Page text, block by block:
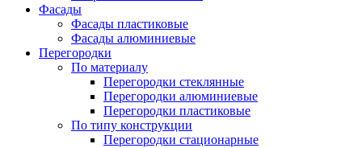
Фасады
Фасады пластиковые
Фасады алюминиевые
Перегородки
По материалу
Перегородки стеклянные
Перегородки алюминиевые
Перегородки пластиковые
По типу конструкции
Перегородки стационарные